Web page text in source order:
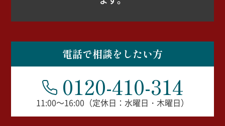
電話で相談をしたい方
0120-410-314
11:00～16:00（定休日：水曜日・木曜日）